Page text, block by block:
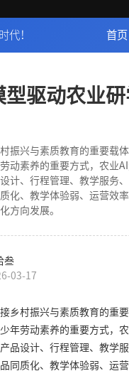
代！ 首页
型驱动农业
振兴与素质教育的重要载
动素养的重要方式，农业
计、行程管理、教学服务
化、教学体验弱、运营效
方向发展。
叁
03-17
乡村振兴与素质教育的重
年劳动素养的重要方式，
品设计、行程管理、教学
同质化、教学体验弱、运